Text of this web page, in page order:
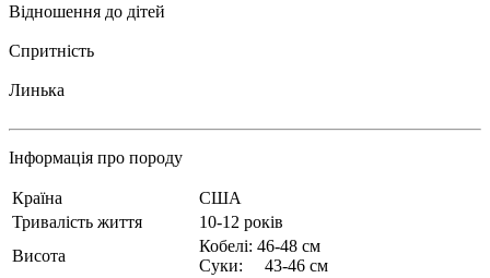
Відношення до дітей
Спритність
Линька
Інформація про породу
Країна
США
Тривалість життя
10-12 років
Висота
Кобелі: 46-48 см
Суки: 43-46 см